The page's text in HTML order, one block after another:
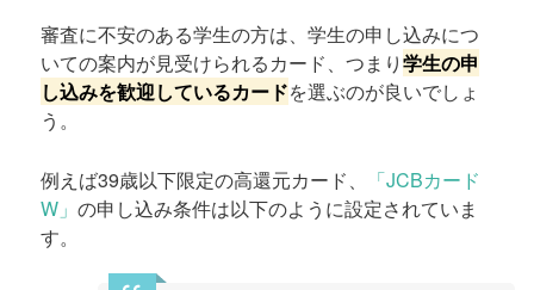
審査に不安のある学生の方は、学生の申し込みにつ
いての案内が見受けられるカード、つまり学生の申
し込みを歓迎しているカードを選ぶのが良いでしょ
う。
例えば39歳以下限定の高還元カード、
「JCBカード
W」の申し込み条件は以下のように設定されていま
す。